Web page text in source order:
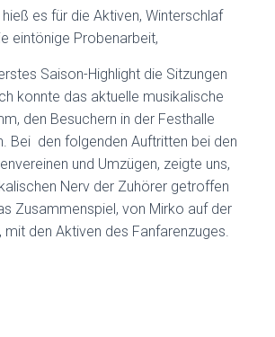
es für die Aktiven, Winterschlaf
eintönige Probenarbeit,
Saison-Highlight die Sitzungen
konnte das aktuelle musikalische
den Besuchern in der Festhalle
Bei den folgenden Auftritten bei den
und Umzügen, zeigte uns,
Nerv der Zuhörer getroffen
Zusammenspiel, von Mirko auf der
mit den Aktiven des Fanfarenzuges.